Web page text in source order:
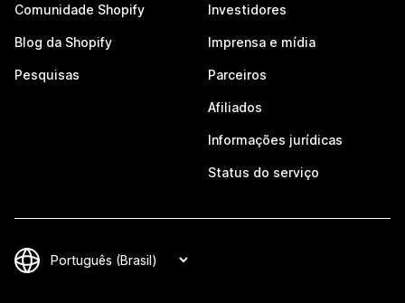
Comunidade Shopify
Blog da Shopify
Pesquisas
Investidores
Imprensa e mídia
Parceiros
Afiliados
Informações jurídicas
Status do serviço